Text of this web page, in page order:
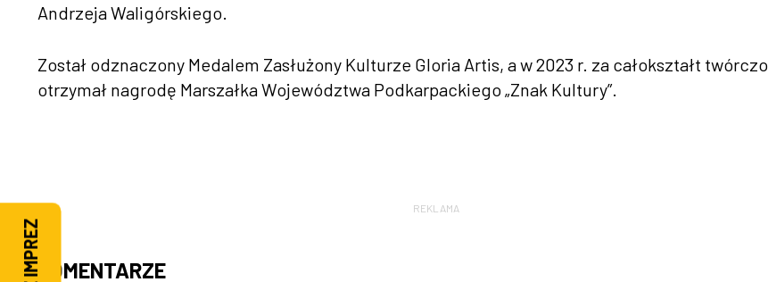
Andrzeja Waligórskiego.
Został odznaczony Medalem Zasłużony Kulturze Gloria Artis, a w 2023 r. za całokształt twórczo
otrzymał nagrodę Marszałka Województwa Podkarpackiego „Znak Kultury”.
REKLAMA
KOMENTARZE